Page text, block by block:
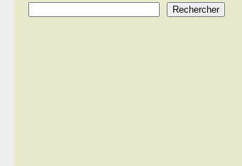
Rechercher